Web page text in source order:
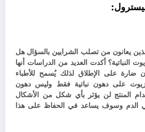
يعانون من تصلب الشرايين بالسؤال هل
النباتية؟ أكدت العديد من الدراسات أنها
ضارة على الإطلاق لذلك يُسمح للأطباء
على دهون نباتية فقط وليس دهون
المنتج لن يؤثر بأي شكل من الأشكال
الدم وسوف يساعد في الحفاظ على هذا